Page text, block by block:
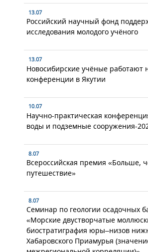
13.07
Российский научный фонд
исследования молодого учёного
13.07
Новосибирские учёные работают
конференции в Якутии
10.07
Научно-практическая
воды и подземные сооружения-
8.07
Всероссийская премия «Больше,
путешествие»
8.07
Семинар по геологии осадочных
«Морские двустворчатые
биостратиграфия юры–низов
Хабаровского Приамурья